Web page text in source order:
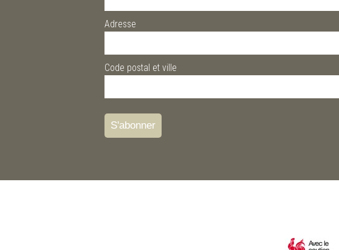
Adresse
Code postal et ville